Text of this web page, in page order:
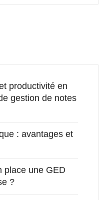
productivité en
gestion de notes
: avantages et
place une GED
?